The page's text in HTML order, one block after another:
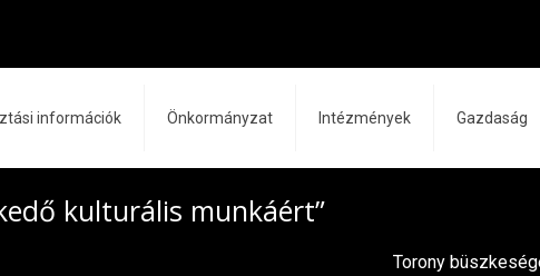
információk Önkormányzat Intézmények Gazdaság
kulturális munkáért”
Torony